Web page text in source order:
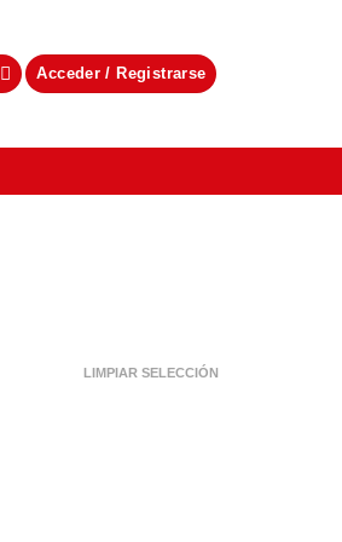
Acceder / Registrarse
LIMPIAR SELECCIÓN